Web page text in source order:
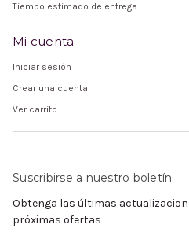
Tiempo estimado de entrega
Mi cuenta
Iniciar sesión
Crear una cuenta
Ver carrito
Suscribirse a nuestro boletín
Obtenga las últimas
próximas ofertas